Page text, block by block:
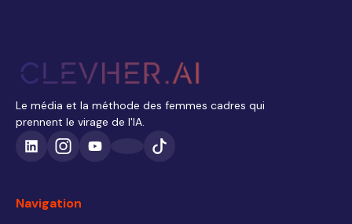
Le média et la méthode des femmes cadres qui
prennent le virage de l'IA.
Navigation